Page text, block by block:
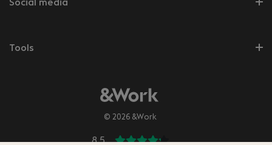
Social media
Tools
© 2026 &Work
8.5